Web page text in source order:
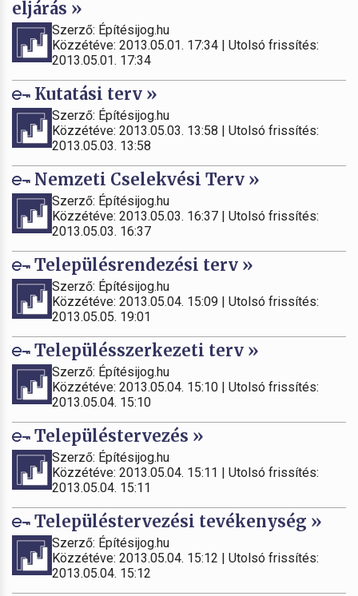
eljárás »
Szerző: Építésijog.hu
Közzétéve: 2013.05.01. 17:34 | Utolsó frissítés:
2013.05.01. 17:34
Kutatási terv »
Szerző: Építésijog.hu
Közzétéve: 2013.05.03. 13:58 | Utolsó frissítés:
2013.05.03. 13:58
Nemzeti Cselekvési Terv »
Szerző: Építésijog.hu
Közzétéve: 2013.05.03. 16:37 | Utolsó frissítés:
2013.05.03. 16:37
Településrendezési terv »
Szerző: Építésijog.hu
Közzétéve: 2013.05.04. 15:09 | Utolsó frissítés:
2013.05.05. 19:01
Településszerkezeti terv »
Szerző: Építésijog.hu
Közzétéve: 2013.05.04. 15:10 | Utolsó frissítés:
2013.05.04. 15:10
Településtervezés »
Szerző: Építésijog.hu
Közzétéve: 2013.05.04. 15:11 | Utolsó frissítés:
2013.05.04. 15:11
Településtervezési tevékenység »
Szerző: Építésijog.hu
Közzétéve: 2013.05.04. 15:12 | Utolsó frissítés:
2013.05.04. 15:12